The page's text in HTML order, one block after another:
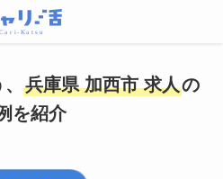
兵庫県 加西市 求人の
を紹介